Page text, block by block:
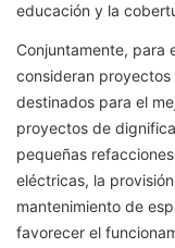
educación y la
Conjuntamente, para
consideran
destinados para el
proyectos de
pequeñas
eléctricas, la
mantenimiento de
favorecer el